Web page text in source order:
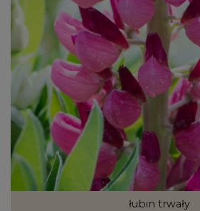
łubin trwały